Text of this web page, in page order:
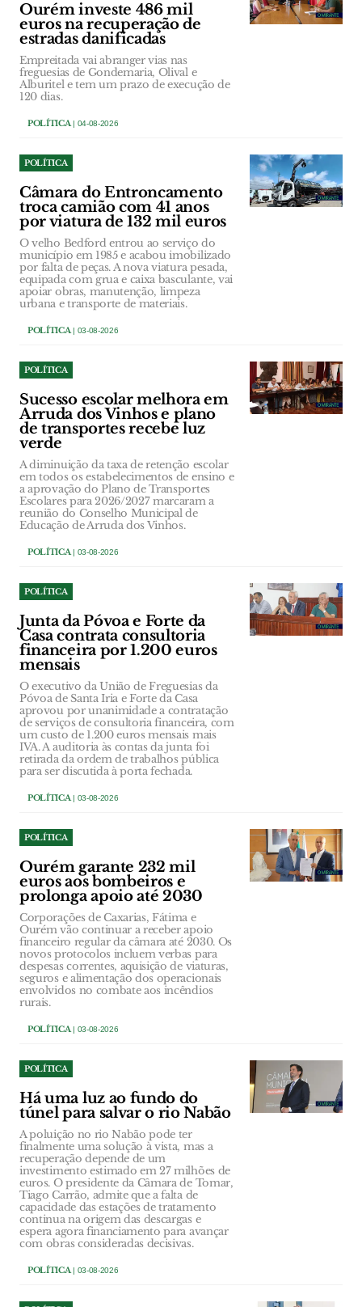
Ourém investe 486 mil
euros na recuperação de
estradas danificadas
Empreitada vai abranger vias nas
freguesias de Gondemaria, Olival e
Alburitel e tem um prazo de execução de
120 dias.
POLÍTICA| 04-08-2026
POLÍTICA
Câmara do Entroncamento
troca camião com 41 anos
por viatura de 132 mil euros
O velho Bedford entrou ao serviço do
município em 1985 e acabou imobilizado
por falta de peças. A nova viatura pesada,
equipada com grua e caixa basculante, vai
apoiar obras, manutenção, limpeza
urbana e transporte de materiais.
POLÍTICA| 03-08-2026
POLÍTICA
Sucesso escolar melhora em
Arruda dos Vinhos e plano
de transportes recebe luz
verde
A diminuição da taxa de retenção escolar
em todos os estabelecimentos de ensino e
a aprovação do Plano de Transportes
Escolares para 2026/2027 marcaram a
reunião do Conselho Municipal de
Educação de Arruda dos Vinhos.
POLÍTICA| 03-08-2026
POLÍTICA
Junta da Póvoa e Forte da
Casa contrata consultoria
financeira por 1.200 euros
mensais
O executivo da União de Freguesias da
Póvoa de Santa Iria e Forte da Casa
aprovou por unanimidade a contratação
de serviços de consultoria financeira, com
um custo de 1.200 euros mensais mais
IVA. A auditoria às contas da junta foi
retirada da ordem de trabalhos pública
para ser discutida à porta fechada.
POLÍTICA| 03-08-2026
POLÍTICA
Ourém garante 232 mil
euros aos bombeiros e
prolonga apoio até 2030
Corporações de Caxarias, Fátima e
Ourém vão continuar a receber apoio
financeiro regular da câmara até 2030. Os
novos protocolos incluem verbas para
despesas correntes, aquisição de viaturas,
seguros e alimentação dos operacionais
envolvidos no combate aos incêndios
rurais.
POLÍTICA| 03-08-2026
POLÍTICA
Há uma luz ao fundo do
túnel para salvar o rio Nabão
A poluição no rio Nabão pode ter
finalmente uma solução à vista, mas a
recuperação depende de um
investimento estimado em 27 milhões de
euros. O presidente da Câmara de Tomar,
Tiago Carrão, admite que a falta de
capacidade das estações de tratamento
continua na origem das descargas e
espera agora financiamento para avançar
com obras consideradas decisivas.
POLÍTICA| 03-08-2026